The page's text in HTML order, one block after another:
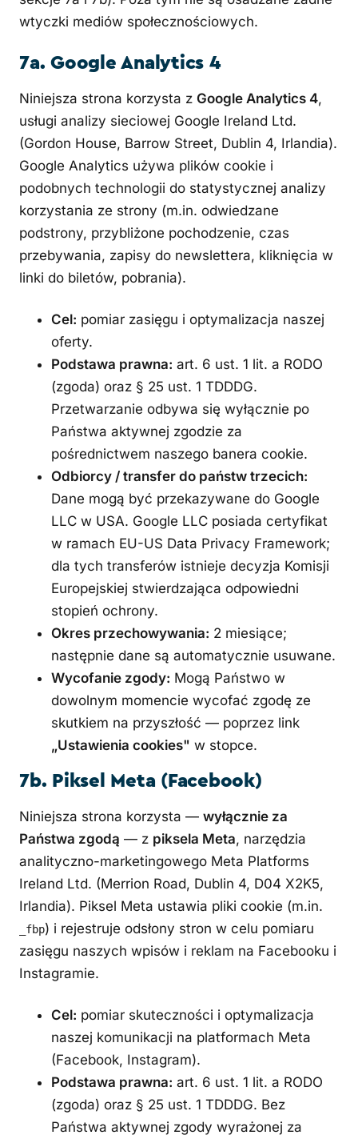
wtyczki mediów społecznościowych.
7a. Google Analytics 4
Niniejsza strona korzysta z Google Analytics 4,
usługi analizy sieciowej Google Ireland Ltd.
(Gordon House, Barrow Street, Dublin 4, Irlandia).
Google Analytics używa plików cookie i
podobnych technologii do statystycznej analizy
korzystania ze strony (m.in. odwiedzane
podstrony, przybliżone pochodzenie, czas
przebywania, zapisy do newslettera, kliknięcia w
linki do biletów, pobrania).
Cel: pomiar zasięgu i optymalizacja naszej
oferty.
Podstawa prawna: art. 6 ust. 1 lit. a RODO
(zgoda) oraz § 25 ust. 1 TDDDG.
Przetwarzanie odbywa się wyłącznie po
Państwa aktywnej zgodzie za
pośrednictwem naszego banera cookie.
Odbiorcy / transfer do państw trzecich:
Dane mogą być przekazywane do Google
LLC w USA. Google LLC posiada certyfikat
w ramach EU-US Data Privacy Framework;
dla tych transferów istnieje decyzja Komisji
Europejskiej stwierdzająca odpowiedni
stopień ochrony.
Okres przechowywania: 2 miesiące;
następnie dane są automatycznie usuwane.
Wycofanie zgody: Mogą Państwo w
dowolnym momencie wycofać zgodę ze
skutkiem na przyszłość — poprzez link
„Ustawienia cookies" w stopce.
7b. Piksel Meta (Facebook)
Niniejsza strona korzysta — wyłącznie za
Państwa zgodą — z piksela Meta, narzędzia
analityczno-marketingowego Meta Platforms
Ireland Ltd. (Merrion Road, Dublin 4, D04 X2K5,
Irlandia). Piksel Meta ustawia pliki cookie (m.in.
_fbp) i rejestruje odsłony stron w celu pomiaru
zasięgu naszych wpisów i reklam na Facebooku i
Instagramie.
Cel: pomiar skuteczności i optymalizacja
naszej komunikacji na platformach Meta
(Facebook, Instagram).
Podstawa prawna: art. 6 ust. 1 lit. a RODO
(zgoda) oraz § 25 ust. 1 TDDDG. Bez
Państwa aktywnej zgody wyrażonej za